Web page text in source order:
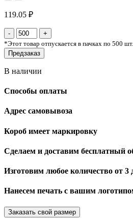
119.05 ₽
*Этот товар отпускается в пачках по 500 шт.
Предзаказ
В наличии
Способы оплаты
Адрес самовывоза
Короб имеет маркировку
Сделаем и доставим бесплатный
Изготовим любое количество от 3
Нанесем печать с вашим
Заказать свой размер